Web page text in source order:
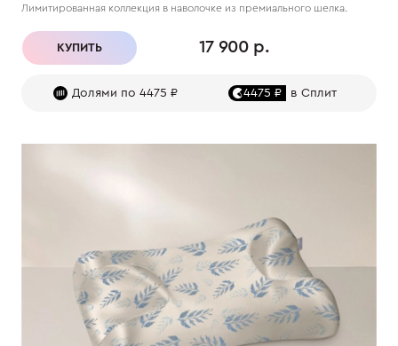
Лимитированная коллекция в наволочке из премиального шелка.
КУПИТЬ 17 900 р.
Долями по 4475 ₽ 4475 ₽ в Сплит